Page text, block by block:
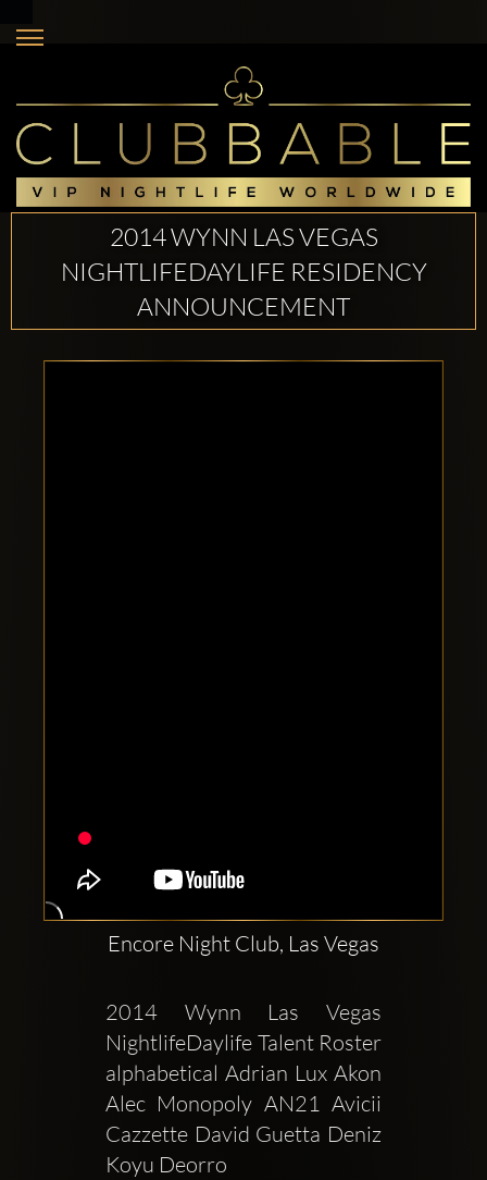
2014 WYNN LAS VEGAS
NIGHTLIFEDAYLIFE RESIDENCY
ANNOUNCEMENT
Encore Night Club, Las Vegas
2014 Wynn Las Vegas
NightlifeDaylife Talent Roster
alphabetical Adrian Lux Akon
Alec Monopoly AN21 Avicii
Cazzette David Guetta Deniz
Koyu Deorro